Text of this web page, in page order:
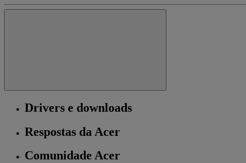
Drivers e downloads
Respostas da Acer
Comunidade Acer